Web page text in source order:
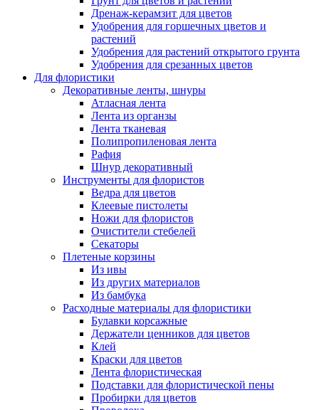
Дренаж-керамзит для цветов
Удобрения для горшечных цветов и
растений
Удобрения для растений открытого грунта
Удобрения для срезанных цветов
Для флористики
Декоративные ленты, шнуры
Атласная лента
Лента из органзы
Лента тканевая
Полипропиленовая лента
Рафия
Шнур декоративный
Инструменты для флористов
Ведра для цветов
Клеевые пистолеты
Ножи для флористов
Очистители стебелей
Секаторы
Плетеные корзины
Из ивы
Из других материалов
Из бамбука
Расходные материалы для флористики
Булавки корсажные
Держатели ценников для цветов
Клей
Краски для цветов
Лента флористическая
Подставки для флористической пены
Пробирки для цветов